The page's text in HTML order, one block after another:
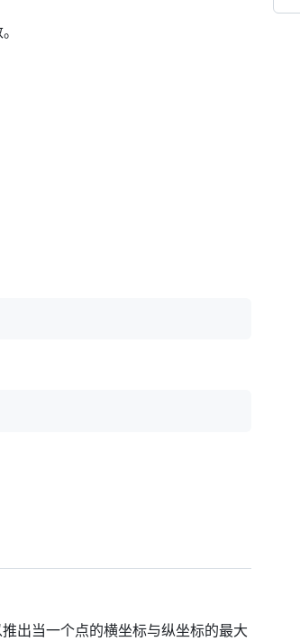
出当一个点的横坐标与纵坐标的最大